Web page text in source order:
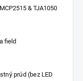
& TJA1050
field
prúd (bez LED